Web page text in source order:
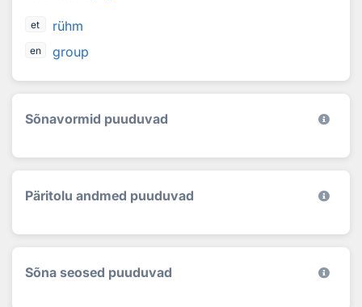
et rühm
en group
Sõnavormid puuduvad
Päritolu andmed puuduvad
Sõna seosed puuduvad